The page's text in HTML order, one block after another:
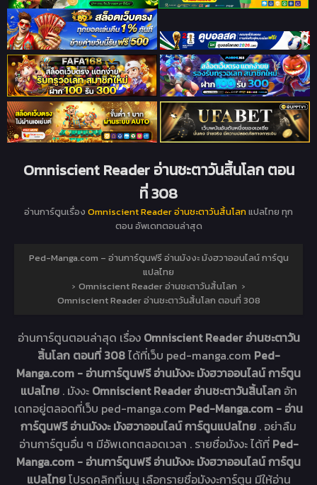
Omniscient Reader อ่านชะตาวันสิ้นโลก ตอน
ที่ 308
อ่านการ์ตูนเรื่อง Omniscient Reader อ่านชะตาวันสิ้นโลกแปลไทย ทุก
ตอน อัพเดทตอนล่าสุด
Ped-Manga.com – อ่านการ์ตูนฟรี อ่านมังงะ มังฮวาออนไลน์ การ์ตูน
แปลไทย
› Omniscient Reader อ่านชะตาวันสิ้นโลก ›
Omniscient Reader อ่านชะตาวันสิ้นโลก ตอนที่ 308
อ่านการ์ตูนตอนล่าสุด เรื่อง Omniscient Reader อ่านชะตาวัน
สิ้นโลก ตอนที่ 308ได้ที่เว็บ ped-manga.com Ped-
Manga.com - อ่านการ์ตูนฟรี อ่านมังงะ มังฮวาออนไลน์ การ์ตูน
แปลไทย . มังงะ Omniscient Reader อ่านชะตาวันสิ้นโลก อัท
เดทอยู่ตลอดที่เว็บ ped-manga.com Ped-Manga.com - อ่าน
การ์ตูนฟรี อ่านมังงะ มังฮวาออนไลน์ การ์ตูนแปลไทย . อย่าลืม
อ่านการ์ตูนอื่น ๆ มีอัพเดทตลอดเวลา . รายชื่อมังงะ ได้ที่ Ped-
Manga.com - อ่านการ์ตูนฟรี อ่านมังงะ มังฮวาออนไลน์ การ์ตูน
แปลไทยโปรดคลิกที่เมนู เลือกรายชื่อมังงะการ์ตูน มีให้อ่าน